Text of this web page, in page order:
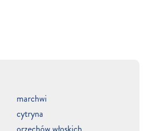
marchwi
cytryna